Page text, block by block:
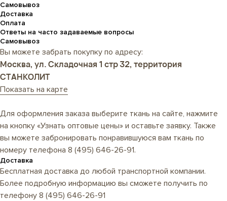
Самовывоз
Доставка
Оплата
Ответы на часто задаваемые вопросы
Самовывоз
Вы можете забрать покупку по адресу:
Москва, ул. Складочная 1 стр 32, территория
СТАНКОЛИТ
Показать на карте
Для оформления заказа выберите ткань на сайте, нажмите
на кнопку «Узнать оптовые цены» и оставьте заявку. Также
вы можете забронировать понравившуюся вам ткань по
номеру телефона 8 (495) 646-26-91.
Доставка
Бесплатная доставка до любой транспортной компании.
Более подробную информацию вы сможете получить по
телефону 8 (495) 646-26-91